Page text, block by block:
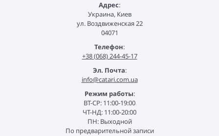
Адрес:
Украина, Киев
ул. Воздвиженская 22
04071
Телефон:
+38 (068) 244-45-17
Эл. Почта:
info@catari.com.ua
Режим работы:
ВТ-СР: 11:00-19:00
ЧТ-НД: 11:00-20:00
ПН: Выходной
По предварительной записи